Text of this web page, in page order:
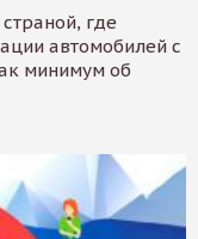
где
автомобилей с
минимум об